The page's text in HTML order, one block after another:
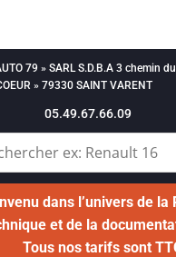
79 » SARL S.D.B.A 3 chemin
» 79330 SAINT VARENT
05.49.67.66.09
dans l’univers de la
et de la
Tous nos tarifs sont